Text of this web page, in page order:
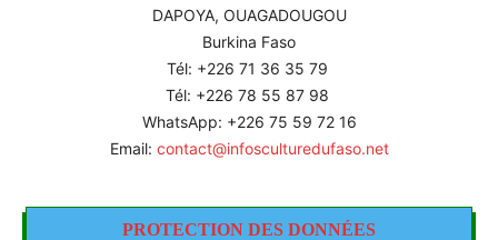
DAPOYA, OUAGADOUGOU
Burkina Faso
Tél: +226 71 36 35 79
Tél: +226 78 55 87 98
WhatsApp: +226 75 59 72 16
Email: contact@infosculturedufaso.net
PROTECTION DES DONNÉES